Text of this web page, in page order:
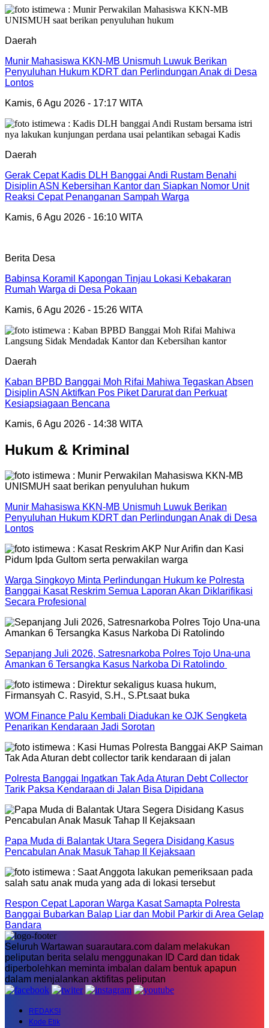
Daerah
Munir Mahasiswa KKN-MB Unismuh Luwuk Berikan
Penyuluhan Hukum KDRT dan Perlindungan Anak di Desa
Lontos
Kamis, 6 Agu 2026 - 17:17 WITA
Daerah
Gerak Cepat Kadis DLH Banggai Andi Rustam Benahi
Disiplin ASN Kebersihan Kantor dan Siapkan Nomor Unit
Reaksi Cepat Penanganan Sampah Warga
Kamis, 6 Agu 2026 - 16:10 WITA
Berita Desa
Babinsa Koramil Kapongan Tinjau Lokasi Kebakaran
Rumah Warga di Desa Pokaan
Kamis, 6 Agu 2026 - 15:26 WITA
Daerah
Kaban BPBD Banggai Moh Rifai Mahiwa Tegaskan Absen
Disiplin ASN Aktifkan Pos Piket Darurat dan Perkuat
Kesiapsiagaan Bencana
Kamis, 6 Agu 2026 - 14:38 WITA
Hukum & Kriminal
Munir Mahasiswa KKN-MB Unismuh Luwuk Berikan
Penyuluhan Hukum KDRT dan Perlindungan Anak di Desa
Lontos
Warga Singkoyo Minta Perlindungan Hukum ke Polresta
Banggai Kasat Reskrim Semua Laporan Akan Diklarifikasi
Secara Profesional
Sepanjang Juli 2026, Satresnarkoba Polres Tojo Una-una
Amankan 6 Tersangka Kasus Narkoba Di Ratolindo
WOM Finance Palu Kembali Diadukan ke OJK Sengketa
Penarikan Kendaraan Jadi Sorotan
Polresta Banggai Ingatkan Tak Ada Aturan Debt Collector
Tarik Paksa Kendaraan di Jalan Bisa Dipidana
Papa Muda di Balantak Utara Segera Disidang Kasus
Pencabulan Anak Masuk Tahap II Kejaksaan
Respon Cepat Laporan Warga Kasat Samapta Polresta
Banggai Bubarkan Balap Liar dan Mobil Parkir di Area Gelap
Bandara
Seluruh Wartawan suarautara.com dalam melakukan
peliputan berita selalu menggunakan ID Card dan tidak
diperbolehkan meminta imbalan dalam bentuk apapun
dalam menjalankan aktifitas peliputan
REDAKSI
Kode Etik